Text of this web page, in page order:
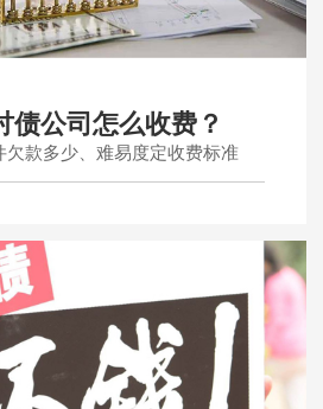
债公司怎么收费？
欠款多少、难易度定收费标准